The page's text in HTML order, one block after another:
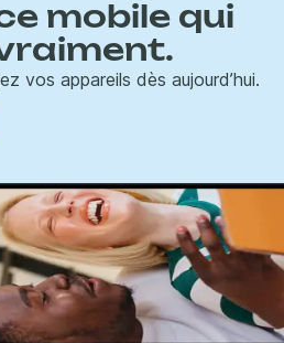
mobile qui
vos appareils dès aujourd’hui.